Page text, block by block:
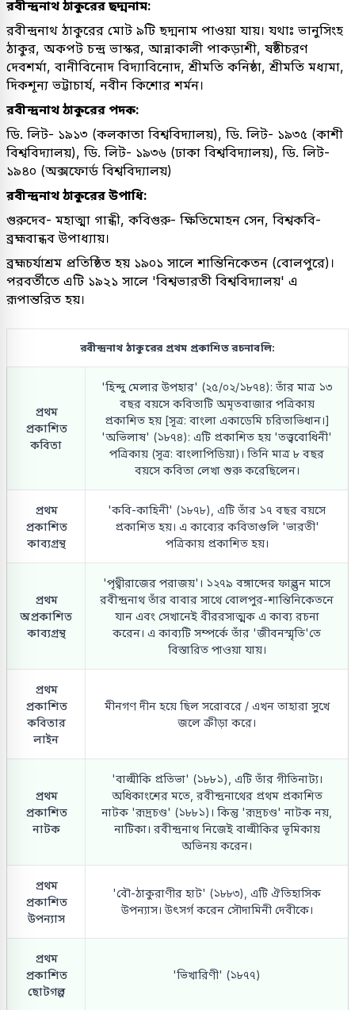
রবীন্দ্রনাথ ঠাকুরের ছদ্মনাম:
রবীন্দ্রনাথ ঠাকুরের মোট ৯টি ছদ্মনাম পাওয়া যায়। যথাঃ ভানুসিংহ
ঠাকুর, অকপট চন্দ্র ভাস্কর, আন্নাকালী পাকড়াশী, ষষ্ঠীচরণ
দেবশর্মা, বানীবিনোদ বিদ্যাবিনোদ, শ্রীমতি কনিষ্ঠা, শ্রীমতি মধ্যমা,
দিকশূন্য ভট্টাচার্য, নবীন কিশোর শর্মন।
রবীন্দ্রনাথ ঠাকুরের পদক:
ডি. লিট- ১৯১৩ (কলকাতা বিশ্ববিদ্যালয়), ডি. লিট- ১৯৩৫ (কাশী
বিশ্ববিদ্যালয়), ডি. লিট- ১৯৩৬ (ঢাকা বিশ্ববিদ্যালয়), ডি. লিট-
১৯৪০ (অক্সফোর্ড বিশ্ববিদ্যালয়)
রবীন্দ্রনাথ ঠাকুরের উপাধি:
গুরুদেব- মহাত্মা গান্ধী, কবিগুরু- ক্ষিতিমোহন সেন, বিশ্বকবি-
ব্রহ্মবান্ধব উপাধ্যায়।
ব্রহ্মচর্যাশ্রম প্রতিষ্ঠিত হয় ১৯০১ সালে শান্তিনিকেতন (বোলপুরে)।
পরবর্তীতে এটি ১৯২১ সালে 'বিশ্বভারতী বিশ্ববিদ্যালয়' এ
রূপান্তরিত হয়।
রবীন্দ্রনাথ ঠাকুরের প্রথম প্রকাশিত রচনাবলি:
প্রথম
প্রকাশিত
কবিতা
'হিন্দু মেলার উপহার' (২৫/০২/১৮৭৪): তাঁর মাত্র ১৩
বছর বয়সে কবিতাটি অমৃতবাজার পত্রিকায়
প্রকাশিত হয় [সূত্র: বাংলা একাডেমি চরিতাভিধান।]
'অভিলাষ' (১৮৭৪): এটি প্রকাশিত হয় 'তত্ত্ববোধিনী'
পত্রিকায় (সূত্র: বাংলাপিডিয়া)। তিনি মাত্র ৮ বছর
বয়সে কবিতা লেখা শুরু করেছিলেন।
প্রথম
প্রকাশিত
কাব্যগ্রন্থ
'কবি-কাহিনী' (১৮৭৮), এটি তাঁর ১৭ বছর বয়সে
প্রকাশিত হয়। এ কাব্যের কবিতাগুলি 'ভারতী'
পত্রিকায় প্রকাশিত হয়।
প্রথম
অপ্রকাশিত
কাব্যগ্রন্থ
'পৃথ্বীরাজের পরাজয়'। ১২৭৯ বঙ্গাব্দের ফাল্গুন মাসে
রবীন্দ্রনাথ তাঁর বাবার সাথে বোলপুর-শান্তিনিকেতনে
যান এবং সেখানেই বীররসাত্মক এ কাব্য রচনা
করেন। এ কাব্যটি সম্পর্কে তাঁর 'জীবনস্মৃতি'তে
বিস্তারিত পাওয়া যায়।
প্রথম
প্রকাশিত
কবিতার
লাইন
মীনগণ দীন হয়ে ছিল সরোবরে / এখন তাহারা সুখে
জলে ক্রীড়া করে।
প্রথম
প্রকাশিত
নাটক
'বাল্মীকি প্রতিভা' (১৮৮১), এটি তাঁর গীতিনাট্য।
অধিকাংশের মতে, রবীন্দ্রনাথের প্রথম প্রকাশিত
নাটক 'রূদ্রচণ্ড' (১৮৮১)। কিন্তু 'রূদ্রচণ্ড' নাটক নয়,
নাটিকা। রবীন্দ্রনাথ নিজেই বাল্মীকির ভূমিকায়
অভিনয় করেন।
প্রথম
প্রকাশিত
উপন্যাস
'বৌ-ঠাকুরাণীর হাট' (১৮৮৩), এটি ঐতিহাসিক
উপন্যাস। উৎসর্গ করেন সৌদামিনী দেবীকে।
প্রথম
প্রকাশিত
ছোটগল্প
'ভিখারিণী' (১৮৭৭)